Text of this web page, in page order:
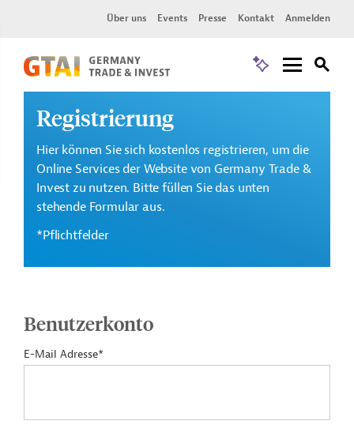
Über uns Events Presse Kontakt Anmelden
Registrierung
Hier können Sie sich kostenlos registrieren, um die
Online Services der Website von Germany Trade &
Invest zu nutzen. Bitte füllen Sie das unten
stehende Formular aus.
*Pflichtfelder
Benutzerkonto
E-Mail Adresse*